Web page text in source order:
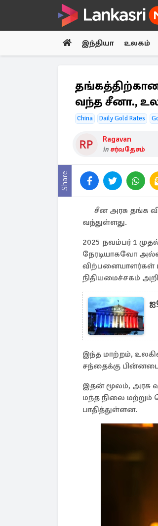
இந்தியா உலகம்
வந்த சீனா.,
China Daily Gold Rates
Ragavan
in சர்வதேசம்
Share
சீன அரசு தங்க
வந்துள்ளது.
2025 நவம்பர் 1
நேரடியாகவோ
விற்பனையாளர்கள்
நிதியமைச்சகம்
இந்த மாற்றம்,
சந்தைக்கு
இதன் மூலம், அரசு
மந்த நிலை மற்றும்
பாதித்துள்ளன.